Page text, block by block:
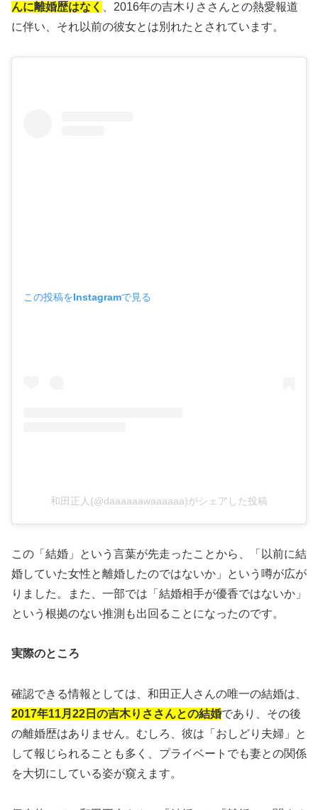
んに離婚歴はなく
、2016年の吉木りささんとの熱愛報道
に伴い、それ以前の彼女とは別れたとされています。
この投稿をInstagramで見る
和田正人(@daaaaaawaaaaaa)がシェアした投稿
この「結婚」という言葉が先走ったことから、「以前に結
婚していた女性と離婚したのではないか」という噂が広が
りました。また、一部では「結婚相手が優香ではないか」
という根拠のない推測も出回ることになったのです。
実際のところ
確認できる情報としては、和田正人さんの唯一の結婚は、
2017年11月22日の吉木りささんとの結婚であり、その後
の離婚歴はありません。むしろ、彼は「おしどり夫婦」と
して報じられることも多く、プライベートでも妻との関係
を大切にしている姿が窺えます。